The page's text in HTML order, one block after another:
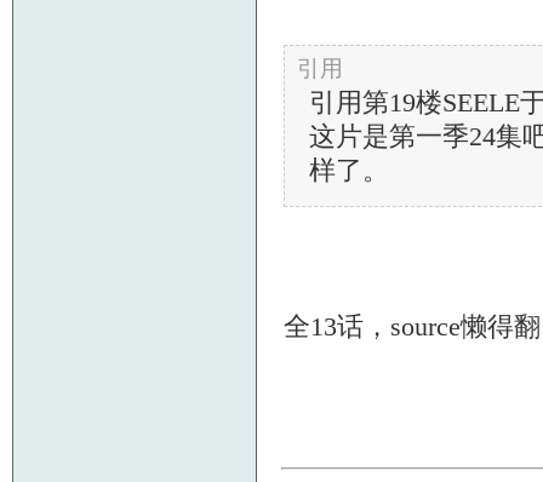
引用
引用第19楼SEELE
这片是第一季24集
样了。
全13话，source懒